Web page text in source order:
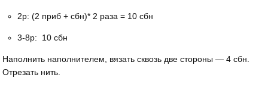
2р: (2 приб + сбн)* 2 раза = 10 сбн
3-8р: 10 сбн
Наполнить наполнителем, вязать сквозь две стороны — 4 сбн.
Отрезать нить.